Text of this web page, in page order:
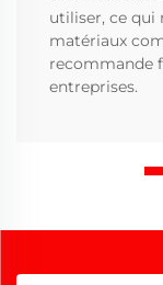
utiliser, ce qui
matériaux
recommande
entreprises.